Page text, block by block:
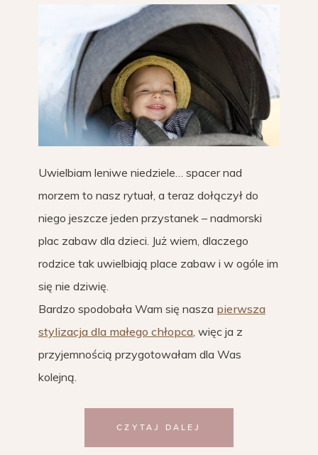
Uwielbiam leniwe niedziele… spacer nad
morzem to nasz rytuał, a teraz dołączył do
niego jeszcze jeden przystanek – nadmorski
plac zabaw dla dzieci. Już wiem, dlaczego
rodzice tak uwielbiają place zabaw i w ogóle im
się nie dziwię.
Bardzo spodobała Wam się nasza pierwsza
stylizacja dla małego chłopca, więc ja z
przyjemnością przygotowałam dla Was
kolejną.
CZYTAJ DALEJ